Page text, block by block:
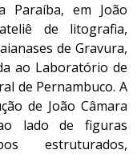
Paraíba, em João
de litografia,
de Gravura,
ao Laboratório de
de Pernambuco. A
de João Câmara
lado de figuras
estruturados,